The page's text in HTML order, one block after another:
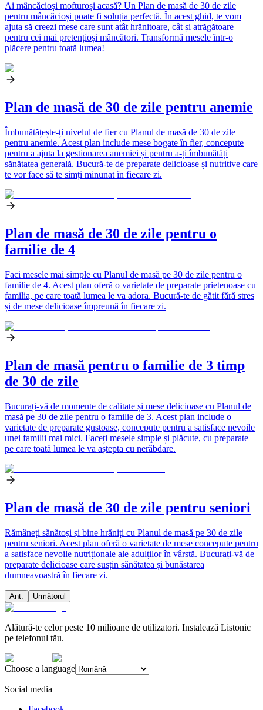
Ai mâncăcioși mofturoși acasă? Un Plan de masă de 30 de zile
pentru mâncăcioși poate fi soluția perfectă. În acest ghid, te vom
ajuta să creezi mese care sunt atât hrănitoare, cât și atrăgătoare
pentru cei mai pretențioși mâncători. Transformă mesele într-o
plăcere pentru toată lumea!
Plan de masă de 30 de zile pentru anemie
Îmbunătățește-ți nivelul de fier cu Planul de masă de 30 de zile
pentru anemie. Acest plan include mese bogate în fier, concepute
pentru a ajuta la gestionarea anemiei și pentru a-ți îmbunătăți
sănătatea generală. Bucură-te de preparate delicioase și nutritive care
te vor face să te simți minunat în fiecare zi.
Plan de masă de 30 de zile pentru o
familie de 4
Faci mesele mai simple cu Planul de masă pe 30 de zile pentru o
familie de 4. Acest plan oferă o varietate de preparate prietenoase cu
familia, pe care toată lumea le va adora. Bucură-te de gătit fără stres
și de mese delicioase împreună în fiecare zi.
Plan de masă pentru o familie de 3 timp
de 30 de zile
Bucurați-vă de momente de calitate și mese delicioase cu Planul de
masă pe 30 de zile pentru o familie de 3. Acest plan include o
varietate de preparate gustoase, concepute pentru a satisface nevoile
unei familii mai mici. Faceți mesele simple și plăcute, cu preparate
pe care toată lumea le va aștepta cu nerăbdare.
Plan de masă de 30 de zile pentru seniori
Rămâneți sănătoși și bine hrăniți cu Planul de masă pe 30 de zile
pentru seniori. Acest plan oferă o varietate de mese concepute pentru
a satisface nevoile nutriționale ale adulților în vârstă. Bucurați-vă de
preparate delicioase care susțin sănătatea și bunăstarea
dumneavoastră în fiecare zi.
Ant. Următorul
Alătură-te celor peste 10 milioane de utilizatori. Instalează Listonic
pe telefonul tău.
Choose a language
Social media